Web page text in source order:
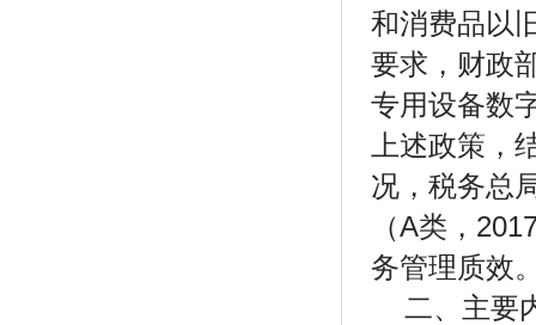
和消费品以
要求，财政
专用设备数
上述政策，
况，税务总
（A类，
务管理质效
二、主要